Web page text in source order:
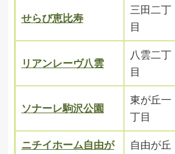
せらび恵比寿
三田二丁
目
リアンレーヴ八雲
八雲二丁
目
ソナーレ駒沢公園
東が丘一
丁目
ニチイホーム自由が
自由が丘